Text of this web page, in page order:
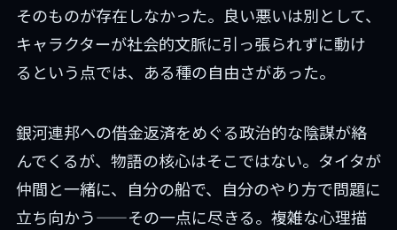
そのものが存在しなかった。良い悪いは別として、
キャラクターが社会的文脈に引っ張られずに動け
るという点では、ある種の自由さがあった。
銀河連邦への借金返済をめぐる政治的な陰謀が絡
んでくるが、物語の核心はそこではない。タイタが
仲間と一緒に、自分の船で、自分のやり方で問題に
立ち向かう——その一点に尽きる。複雑な心理描